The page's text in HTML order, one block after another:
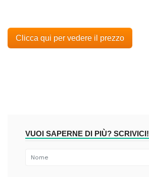
Clicca qui per vedere il prezzo
VUOI SAPERNE DI PIÙ? SCRIVICI!